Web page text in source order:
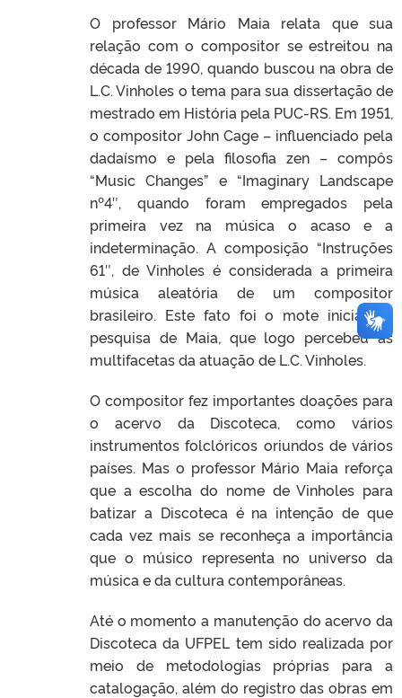
O professor Mário Maia relata que sua
relação com o compositor se estreitou na
década de 1990, quando buscou na obra de
L.C. Vinholes o tema para sua dissertação de
mestrado em História pela PUC-RS. Em 1951,
o compositor John Cage – influenciado pela
dadaísmo e pela filosofia zen – compôs
“Music Changes” e “Imaginary Landscape
nº4″, quando foram empregados pela
primeira vez na música o acaso e a
indeterminação. A composição “Instruções
61″, de Vinholes é considerada a primeira
música aleatória de um compositor
brasileiro. Este fato foi o mote inicial da
pesquisa de Maia, que logo percebeu as
multifacetas da atuação de L.C. Vinholes.
O compositor fez importantes doações para
o acervo da Discoteca, como vários
instrumentos folclóricos oriundos de vários
países. Mas o professor Mário Maia reforça
que a escolha do nome de Vinholes para
batizar a Discoteca é na intenção de que
cada vez mais se reconheça a importância
que o músico representa no universo da
música e da cultura contemporâneas.
Até o momento a manutenção do acervo da
Discoteca da UFPEL tem sido realizada por
meio de metodologias próprias para a
catalogação, além do registro das obras em